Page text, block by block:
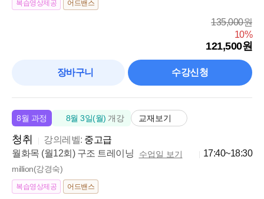
복습영상제공 어드밴스
135,000원
10%
121,500원
장바구니 수강신청
8월 과정 8월 3일(월) 개강 교재보기
청취 강의레벨: 중고급
월화목 (월12회) 구조 트레이닝
수업일 보기 17:40~18:30
million(강경숙)
복습영상제공 어드밴스